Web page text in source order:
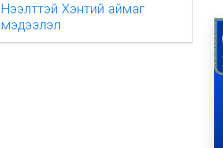
Нээлттэй Хэнтий аймаг
мэдээлэл